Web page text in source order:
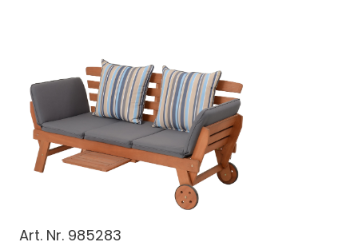
Art. Nr. 985283